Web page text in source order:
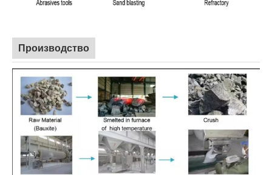
Производство